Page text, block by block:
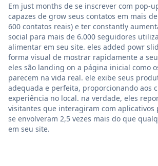
Em just months de se inscrever com pop-
capazes de grow seus contatos em mais
600 contatos reais) e ter constantly
social para mais de 6.000 seguidores
alimentar em seu site. eles added powr
forma visual de mostrar rapidamente a
eles são landing on a página inicial como
parecem na vida real. ele exibe seus
adequada e perfeita, proporcionando aos
experiência no local. na verdade, eles
visitantes que interagiram com aplicativos
se envolveram 2,5 vezes mais do que
em seu site.